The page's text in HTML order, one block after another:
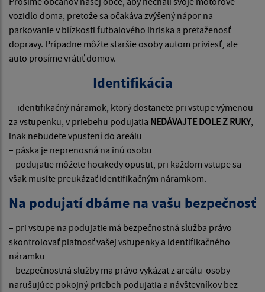
vozidlo doma, pretože sa očakáva zvýšený nápor na
parkovanie v blízkosti futbalového ihriska a preťaženosť
dopravy. Prípadne môžte staršie osoby autom priviesť, ale
auto prosíme vrátiť domov.
Identifikácia
– identifikačný náramok, ktorý dostanete pri vstupe výmenou
za vstupenku, v priebehu podujatia NEDÁVAJTE DOLE Z RUKY,
inak nebudete vpustení do areálu
– páska je neprenosná na inú osobu
– podujatie môžete hocikedy opustiť, pri každom vstupe sa
však musíte preukázať identifikačným náramkom.
Na podujatí dbáme na vašu bezpečnosť
– pri vstupe na podujatie má bezpečnostná služba právo
skontrolovať platnosť vašej vstupenky a identifikačného
náramku
– bezpečnostná služby ma právo vykázať z areálu osoby
narušujúce pokojný priebeh podujatia a návštevníkov bez